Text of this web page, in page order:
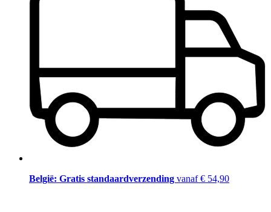
België: Gratis standaardverzending vanaf € 54,90